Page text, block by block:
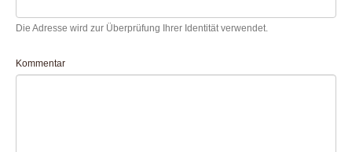
Die Adresse wird zur Überprüfung Ihrer Identität verwendet.
Kommentar